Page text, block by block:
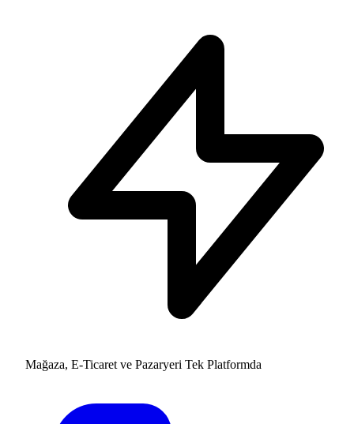
Mağaza, E-Ticaret ve Pazaryeri Tek Platformda